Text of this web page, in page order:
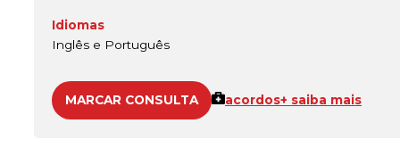
Idiomas
Inglês e Português
MARCAR CONSULTA acordos+ saiba mais